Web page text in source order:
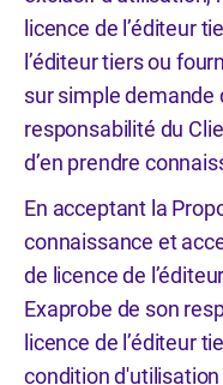
licence de l’éditeur
l’éditeur tiers ou
sur simple demande
responsabilité du
d’en prendre
En acceptant la
connaissance et
de licence de
Exaprobe de son
licence de l’éditeur
condition